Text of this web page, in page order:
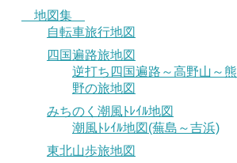
地図集
自転車旅行地図
四国遍路旅地図
逆打ち四国遍路～高野山～熊
野の旅地図
みちのく潮風ﾄﾚｲﾙ地図
潮風ﾄﾚｲﾙ地図(蕪島～吉浜)
東北山歩旅地図